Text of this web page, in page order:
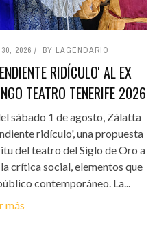
2026 BY LAGENDARIO
RIDÍCULO' AL EX
TEATRO TENERIFE 2026
sábado 1 de agosto, Zálatta
ridículo', una propuesta
del teatro del Siglo de Oro a
crítica social, elementos que
contemporáneo. La...
más